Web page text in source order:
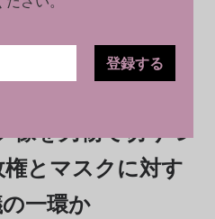
2025.04.17
像を刃物で切りつ
とマスクに対す
一環か
登録する